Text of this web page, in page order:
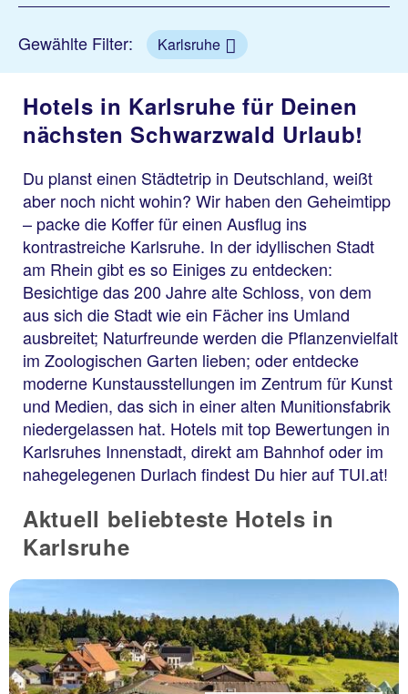
Gewählte Filter: Karlsruhe
Hotels in Karlsruhe für Deinen
nächsten Schwarzwald Urlaub!
Du planst einen Städtetrip in Deutschland, weißt
aber noch nicht wohin? Wir haben den Geheimtipp
– packe die Koffer für einen Ausflug ins
kontrastreiche Karlsruhe. In der idyllischen Stadt
am Rhein gibt es so Einiges zu entdecken:
Besichtige das 200 Jahre alte Schloss, von dem
aus sich die Stadt wie ein Fächer ins Umland
ausbreitet; Naturfreunde werden die Pflanzenvielfalt
im Zoologischen Garten lieben; oder entdecke
moderne Kunstausstellungen im Zentrum für Kunst
und Medien, das sich in einer alten Munitionsfabrik
niedergelassen hat. Hotels mit top Bewertungen in
Karlsruhes Innenstadt, direkt am Bahnhof oder im
nahegelegenen Durlach findest Du hier auf TUI.at!
Aktuell beliebteste Hotels in
Karlsruhe